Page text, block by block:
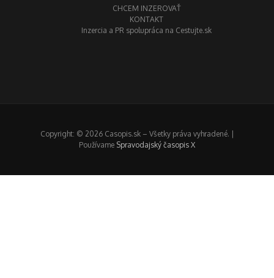
CHCEM INZEROVAŤ
KONTAKT
Inzercia a PR spolupráca na Cestujte.sk
Copyright: © 2026 Casopis.sk – Všetky práva vyhradené. |
Používame Spravodajský časopis X